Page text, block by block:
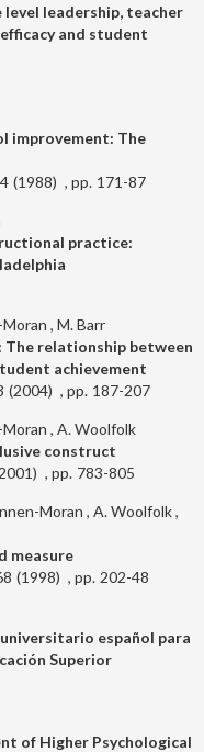
leadership, teacher
and student
improvement: The
4 1988 171-87
practice:
M. Barr
relationship between
achievement
2004 187-207
A. Woolfolk
construct
2001 783-805
Moran A. Woolfolk
measure
1998 202-48
español para
Superior
of Higher Psychological